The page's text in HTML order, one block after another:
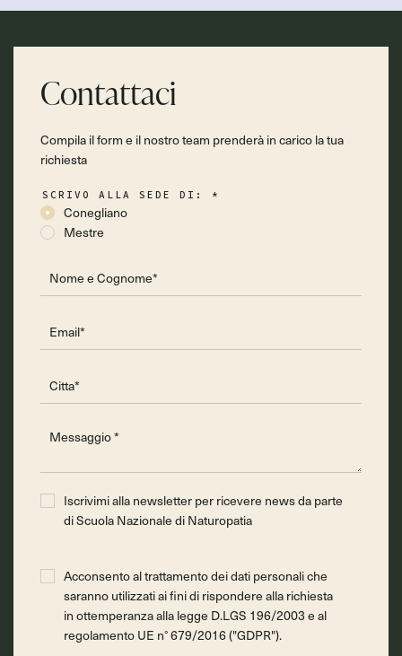
Contattaci
Compila il form e il nostro team prenderà in carico la tua
richiesta
SCRIVO ALLA SEDE DI: *
Conegliano
Mestre
Iscrivimi alla newsletter per ricevere news da parte
di Scuola Nazionale di Naturopatia
Acconsento al trattamento dei dati personali che
saranno utilizzati ai fini di rispondere alla richiesta
in ottemperanza alla legge D.LGS 196/2003 e al
regolamento UE n° 679/2016 ("GDPR").